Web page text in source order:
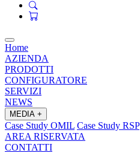
Home
AZIENDA
PRODOTTI
CONFIGURATORE
SERVIZI
NEWS
MEDIA +
Case Study OMIL Case Study RSP
AREA RISERVATA
CONTATTI